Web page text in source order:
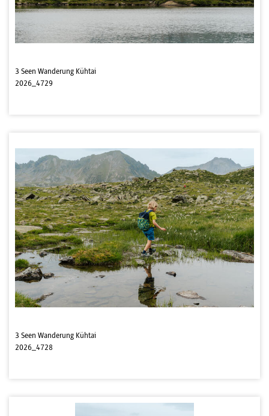
3 Seen Wanderung Kühtai
2026_4729
3 Seen Wanderung Kühtai
2026_4728